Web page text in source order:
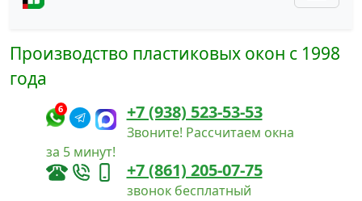
Производство пластиковых окон с 1998
года
6 +7 (938) 523-53-53
Звоните! Рассчитаем окна
за 5 минут!
+7 (861) 205-07-75
звонок бесплатный